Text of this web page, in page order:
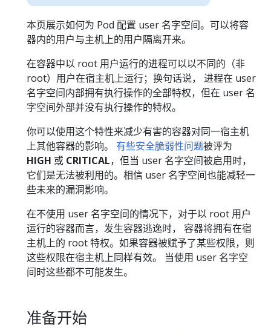
本页展示如何为 Pod 配置 user 名字空间。可以将容
器内的用户与主机上的用户隔离开来。
在容器中以 root 用户运行的进程可以以不同的（非
root）用户在宿主机上运行；换句话说， 进程在 user
名字空间内部拥有执行操作的全部特权，但在 user 名
字空间外部并没有执行操作的特权。
你可以使用这个特性来减少有害的容器对同一宿主机
上其他容器的影响。 有些安全脆弱性问题被评为
HIGH 或 CRITICAL，但当 user 名字空间被启用时，
它们是无法被利用的。相信 user 名字空间也能减轻一
些未来的漏洞影响。
在不使用 user 名字空间的情况下，对于以 root 用户
运行的容器而言，发生容器逃逸时， 容器将拥有在宿
主机上的 root 特权。如果容器被赋予了某些权限，则
这些权限在宿主机上同样有效。 当使用 user 名字空
间时这些都不可能发生。
准备开始